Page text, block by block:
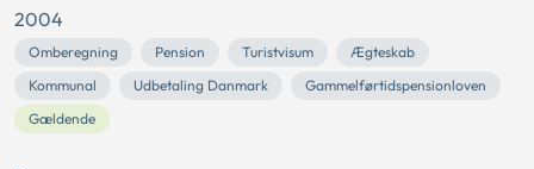
2004
Omberegning Pension Turistvisum
Ægteskab
Kommunal
Udbetaling Danmark
Gammelførtidspensionloven
Gældende